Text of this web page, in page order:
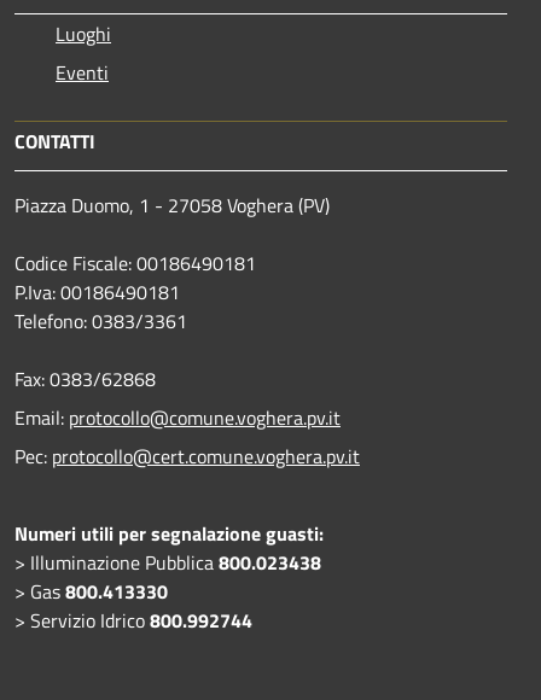
Luoghi
Eventi
CONTATTI
Piazza Duomo, 1 - 27058 Voghera (PV)
Codice Fiscale: 00186490181
P.Iva: 00186490181
Telefono:0383/3361
Fax:0383/62868
Email: protocollo@comune.voghera.pv.it
Pec: protocollo@cert.comune.voghera.pv.it
Numeri utili per segnalazione guasti:
> Illuminazione Pubblica800.023438
> Gas800.413330
> Servizio Idrico800.992744